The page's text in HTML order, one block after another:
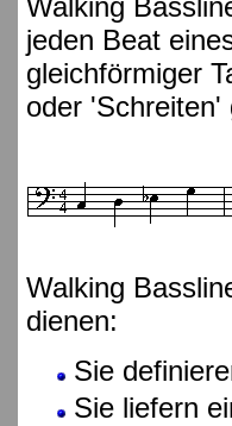
jeden Beat
gleichförmiger
oder 'Schreiten'
Walking
dienen:
Sie
Sie liefern